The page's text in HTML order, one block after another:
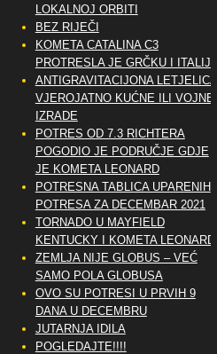
LOKALNOJ ORBITI
BEZ RIJEČI
KOMETA CATALINA C3
PROTRESLA JE GRČKU I ITALIJU
ANTIGRAVITACIJONA LETJELICA
VJEROJATNO KUĆNE ILI VOJNE
IZRADE
POTRES OD 7.3 RICHTERA
POGODIO JE PODRUČJE GDJE
JE KOMETA LEONARD
POTRESNA TABLICA UPARENIH
POTRESA ZA DECEMBAR 2021
TORNADO U MAYFIELD
KENTUCKY I KOMETA LEONARD
ZEMLJA NIJE GLOBUS – VEĆ
SAMO POLA GLOBUSA
OVO SU POTRESI U PRVIH 9
DANA U DECEMBRU
JUTARNJA IDILA
POGLEDAJTE!!!!